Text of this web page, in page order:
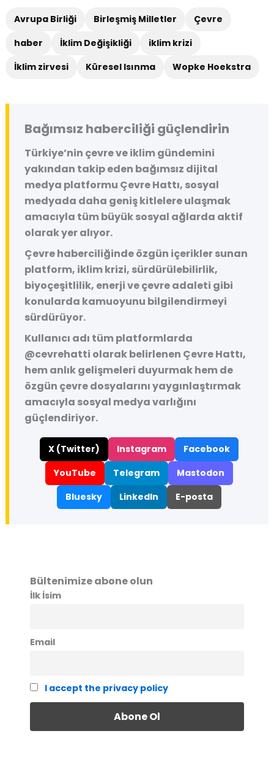
Avrupa Birliği Birleşmiş Milletler
Çevre
haber
İklim Değişikliği
iklim krizi
İklim zirvesi
Küresel Isınma Wopke Hoekstra
Bağımsız haberciliği güçlendirin
Türkiye’nin çevre ve iklim gündemini
yakından takip eden bağımsız dijital
medya platformu Çevre Hattı, sosyal
medyada daha geniş kitlelere ulaşmak
amacıyla tüm büyük sosyal ağlarda aktif
olarak yer alıyor.
Çevre haberciliğinde özgün içerikler sunan
platform, iklim krizi, sürdürülebilirlik,
biyoçeşitlilik, enerji ve çevre adaleti gibi
konularda kamuoyunu bilgilendirmeyi
sürdürüyor.
Kullanıcı adı tüm platformlarda
@cevrehatti olarak belirlenen Çevre Hattı,
hem anlık gelişmeleri duyurmak hem de
özgün çevre dosyalarını yaygınlaştırmak
amacıyla sosyal medya varlığını
güçlendiriyor.
X (Twitter) Instagram
Facebook
YouTube
Telegram
Mastodon
Bluesky
LinkedIn E-posta
Bültenimize abone olun
İlk İsim
Email
I accept the privacy policy